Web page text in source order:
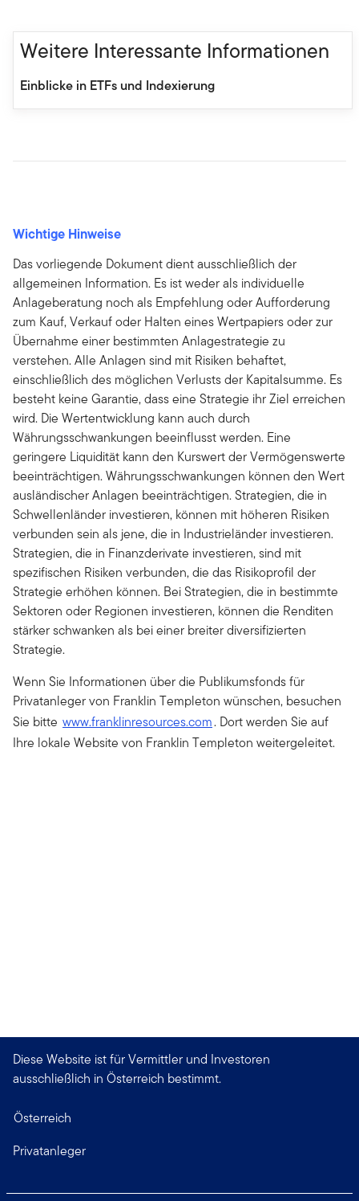
Weitere Interessante Informationen
Einblicke in ETFs und Indexierung
Wichtige Hinweise
Das vorliegende Dokument dient ausschließlich der
allgemeinen Information. Es ist weder als individuelle
Anlageberatung noch als Empfehlung oder Aufforderung
zum Kauf, Verkauf oder Halten eines Wertpapiers oder zur
Übernahme einer bestimmten Anlagestrategie zu
verstehen. Alle Anlagen sind mit Risiken behaftet,
einschließlich des möglichen Verlusts der Kapitalsumme. Es
besteht keine Garantie, dass eine Strategie ihr Ziel erreichen
wird. Die Wertentwicklung kann auch durch
Währungsschwankungen beeinflusst werden. Eine
geringere Liquidität kann den Kurswert der Vermögenswerte
beeinträchtigen. Währungsschwankungen können den Wert
ausländischer Anlagen beeinträchtigen. Strategien, die in
Schwellenländer investieren, können mit höheren Risiken
verbunden sein als jene, die in Industrieländer investieren.
Strategien, die in Finanzderivate investieren, sind mit
spezifischen Risiken verbunden, die das Risikoprofil der
Strategie erhöhen können. Bei Strategien, die in bestimmte
Sektoren oder Regionen investieren, können die Renditen
stärker schwanken als bei einer breiter diversifizierten
Strategie.
Wenn Sie Informationen über die Publikumsfonds für
Privatanleger von Franklin Templeton wünschen, besuchen
Sie bitte www.franklinresources.com. Dort werden Sie auf
Ihre lokale Website von Franklin Templeton weitergeleitet.
Diese Website ist für Vermittler und Investoren
ausschließlich in Österreich bestimmt.
Österreich
Privatanleger